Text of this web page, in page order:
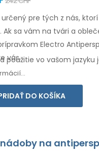
pre tých z nás,
. Ak sa vám na tvári a
Electro
vás.
použitie vo vašom jazyku
DO KOŠÍKA
na